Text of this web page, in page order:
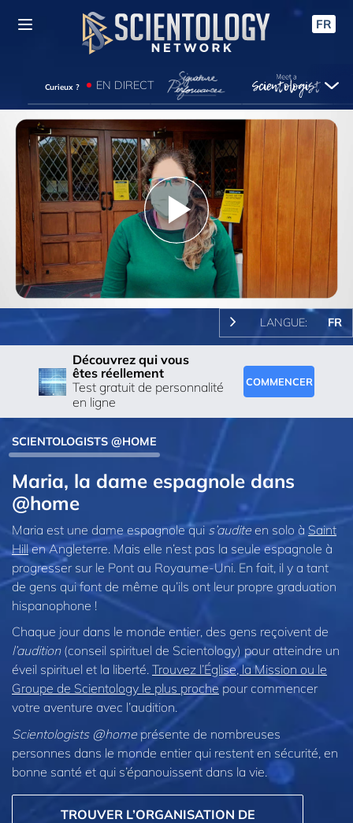
FR
Curieux ? EN DIRECT
Play
Video
LANGUE: FR
Découvrez qui vous
êtes réellement
Test gratuit de personnalité
en ligne
COMMENCER
SCIENTOLOGISTS @HOME
Maria, la dame espagnole dans
@home
Maria est une dame espagnole qui s’auditeen solo à Saint
Hillen Angleterre. Mais elle n’est pas la seule espagnole à
progresser sur le Pont au Royaume-Uni. En fait, il y a tant
de gens qui font de même qu’ils ont leur propre graduation
hispanophone !
Chaque jour dans le monde entier, des gens reçoivent de
l’audition(conseil spirituel de Scientology) pour atteindre un
éveil spirituel et la liberté. Trouvez l’Église, la Mission ou le
Groupe de Scientology le plus prochepour commencer
votre aventure avec l’audition.
Scientologists @homeprésente de nombreuses
personnes dans le monde entier qui restent en sécurité, en
bonne santé et qui s’épanouissent dans la vie.
TROUVER L’ORGANISATION DE